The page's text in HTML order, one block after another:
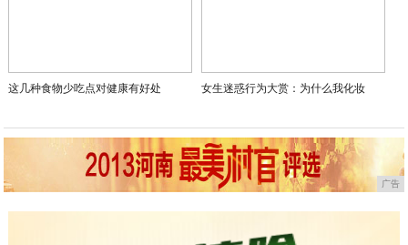
这几种食物少吃点对健康有好处 女生迷惑行为大赏：为什么我化妆
广告